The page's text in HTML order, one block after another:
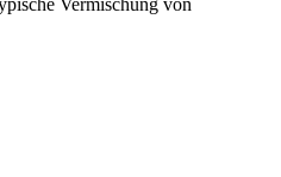
Vermischung von